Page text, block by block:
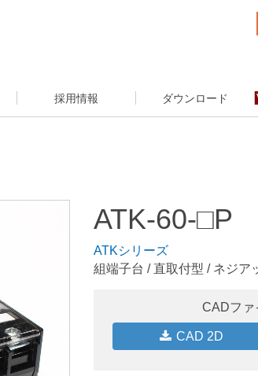
採用情報 ダウンロード
ATK-60-□P
ATKシリーズ
組端子台 / 直取付型 / ネジア
CADファ
CAD 2D